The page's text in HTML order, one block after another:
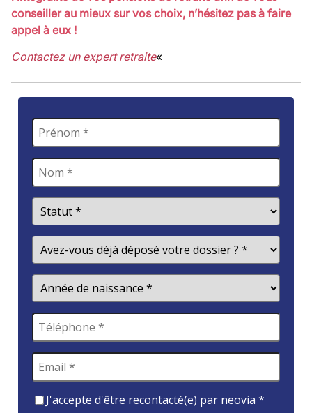
conseiller au mieux sur vos choix, n’hésitez pas à faire
appel à eux !
Contactez un expert retraite«